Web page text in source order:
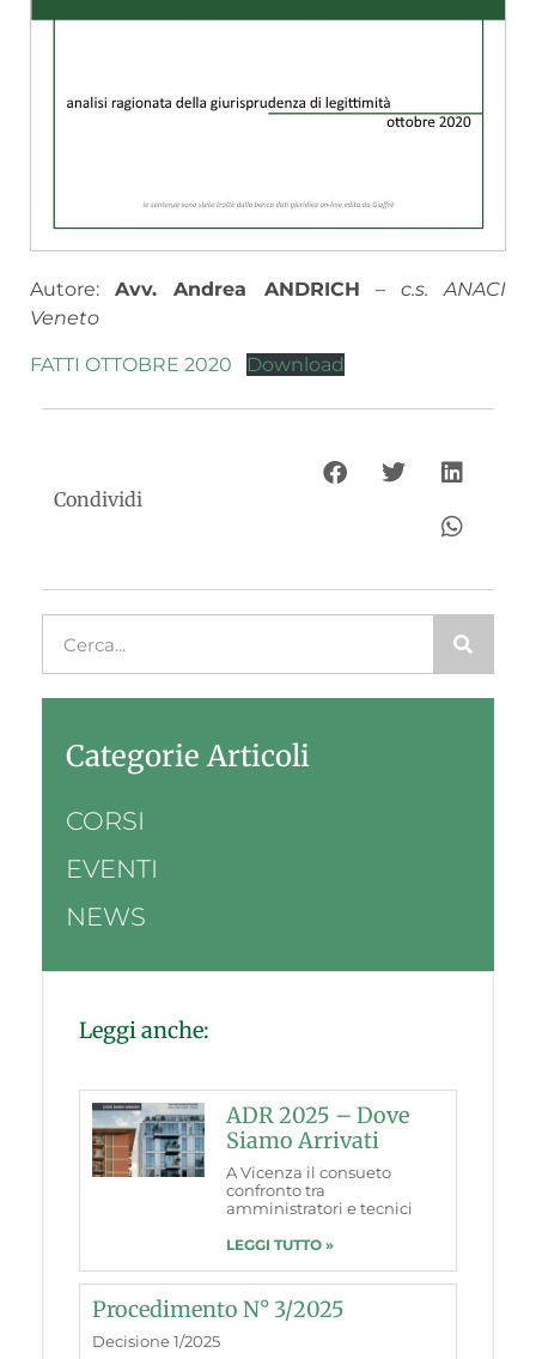
Autore:Avv. Andrea ANDRICH – c.s. ANACI
Veneto
FATTI OTTOBRE 2020 Download
Condividi
Categorie Articoli
CORSI
EVENTI
NEWS
Leggi anche:
ADR 2025 – Dove
Siamo Arrivati
A Vicenza il consueto
confronto tra
amministratori e tecnici
LEGGI TUTTO »
Procedimento N° 3/2025
Decisione 1/2025